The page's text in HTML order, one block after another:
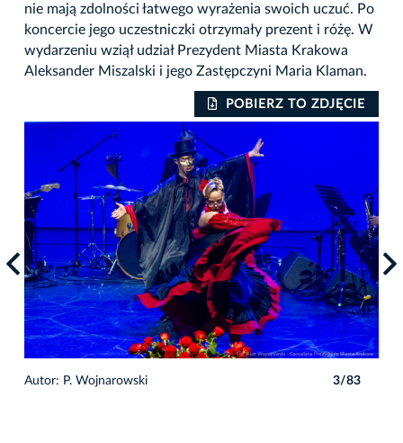
nie mają zdolności łatwego wyrażenia swoich uczuć. Po
koncercie jego uczestniczki otrzymały prezent i różę. W
wydarzeniu wziął udział Prezydent Miasta Krakowa
Aleksander Miszalski i jego Zastępczyni Maria Klaman.
POBIERZ TO ZDJĘCIE
Autor: P. Wojnarowski 3/83